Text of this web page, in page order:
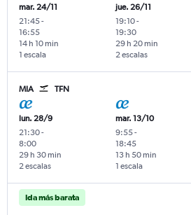
mar. 24/11
21:45-
16:55
1 escala
14 h 10 min
jue. 26/11
19:10-
19:30
2 escalas
29 h 20 min
MIA TFN
lun. 28/9
21:30-
8:00
2 escalas
29 h 30 min
mar. 13/10
9:55-
18:45
1 escala
13 h 50 min
Ida más barata